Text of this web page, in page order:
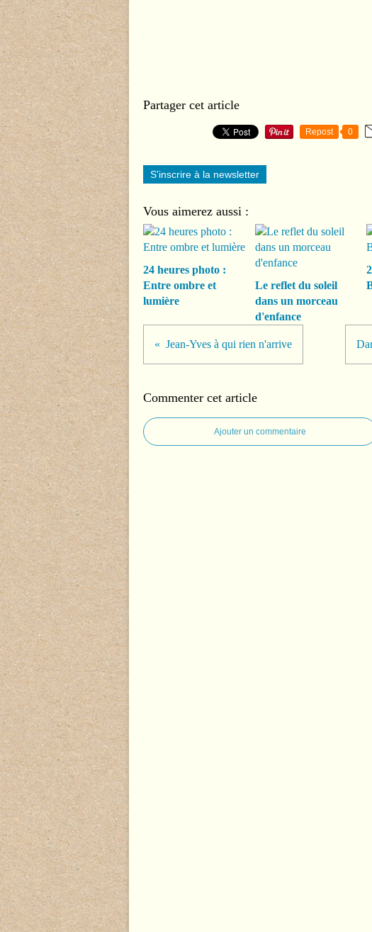
Partager cet article
Repost 0
S'inscrire à la newsletter
Vous aimerez aussi :
24 heures photo :
Entre ombre et
lumière
Le reflet du soleil
dans un morceau
d'enfance
Jean-Yves à qui rien n'arrive
Commenter cet article
Ajouter un commentaire